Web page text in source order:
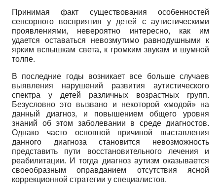
Принимая факт существования особенностей
сенсорного восприятия у детей с аутистическими
проявлениями, невероятно интересно, как им
удается оставаться невозмутимо равнодушными к
ярким вспышкам света, к громким звукам и шумной
толпе.
В последние годы возникает все больше случаев
выявления нарушений развития аутистического
спектра у детей различных возрастных групп.
Безусловно это вызвано и некоторой «модой» на
данный диагноз, и повышением общего уровня
знаний об этом заболевании в среде диагностов.
Однако часто основной причиной выставления
данного диагноза становится невозможность
представить пути восстановительного лечения и
реабилитации. И тогда диагноз аутизм оказывается
своеобразным оправданием отсутствия ясной
коррекционной стратегии у специалистов.